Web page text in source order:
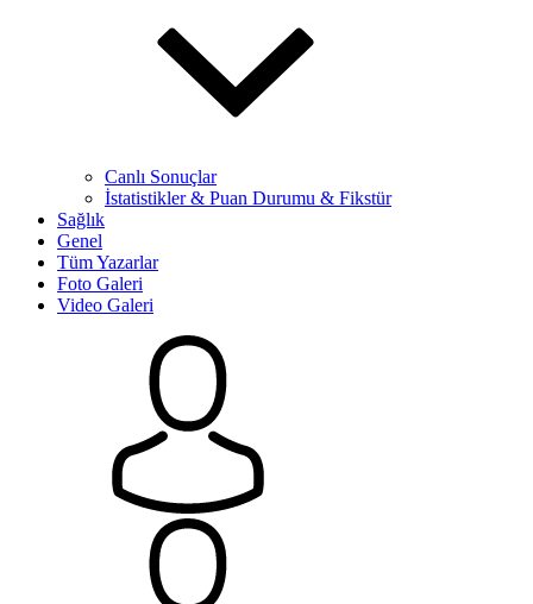
Canlı Sonuçlar
İstatistikler & Puan Durumu & Fikstür
Sağlık
Genel
Tüm Yazarlar
Foto Galeri
Video Galeri